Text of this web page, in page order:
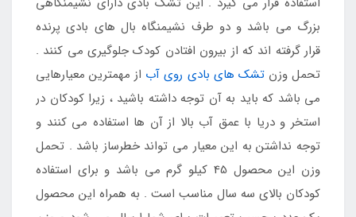
بزرگ می باشد و دو طرف نشیمنگاه بال های بادی پرنده
قرار گرفته اند که از بیرون افتادن کودک جلوگیری می کنند .
تحمل وزنتشک های بادی روی آب از مهمترین معیارهایی
می باشد که باید به آن توجه داشته باشید ، زیرا کودکان در
استخر و دریا با عمق آب بالا از آن ها استفاده می کنند و
توجه نداشتن به این معیار می تواند خطرساز باشد . تحمل
وزن این محصول 45 کیلو گرم می باشد و برای استفاده
کودکان بالای سه سال مناسب است . به همراه این محصول